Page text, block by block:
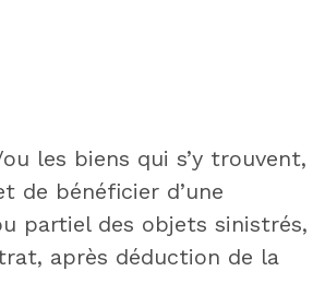
les biens qui s’y trouvent,
de bénéficier d’une
partiel des objets sinistrés,
après déduction de la